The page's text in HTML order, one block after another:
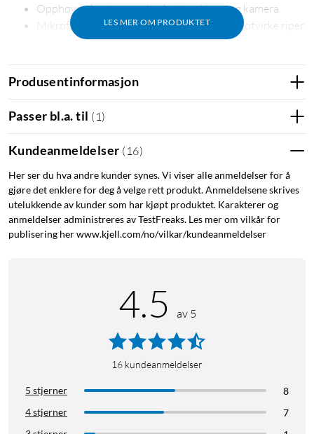
LES MER OM PRODUKTET
Opphøyde kanter som beskytter skjerm og kamera.
Mikrofiberfôr på innsiden som bidrar til å motvirke riper.
Dekselet er falltestet og tåler fall opptil 2 m. Opphøyde kanter
legges ned, eller hvis den skulle falle ned. Innsiden er kledd
mot riper.
Fungerer med MagSafe
Den innebygde magnetringen er tilpasset Apples MagSafe-
system, slik at MagSafe-ladere og magnetisk tilbehør fester
seg godt uten at du trenger å ta av dekselet.
Den myke silikonfinishen med lett børstet overflate gir et
stabilt grep i hånden. Det reduserer risikoen for at mobilen
glir, samtidig som dekselet føles mykt og behagelig å holde i.
Produkttype: mobildeksel (silikon)
Kompatibilitet: Apple iPhone 17
Produsentinformasjon
Passer bl.a. til ( 1)
Kundeanmeldelser ( 16)
Her ser du hva andre kunder synes. Vi viser alle anmeldelser for å
gjøre det enklere for deg å velge rett produkt. Anmeldelsene skrives
utelukkende av kunder som har kjøpt produktet. Karakterer og
anmeldelser administreres av TestFreaks. Les mer om vilkår for
publisering her www.kjell.com/no/vilkar/kundeanmeldelser
4.5 av 5
16 kundeanmeldelser
5 stjerner
8
4 stjerner
7